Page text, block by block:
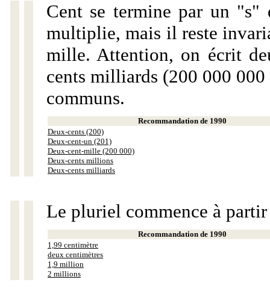
Cent se termine par un "s"
multiplie, mais il reste
mille. Attention, on écrit
cents milliards (200 000
communs.
Recommandation de 1990
Deux-cents (200)
Deux-cent-un (201)
Deux-cent-mille (200 000)
Deux-cents millions
Deux-cents milliards
Le pluriel commence à
Recommandation de 1990
1,99 centimètre
deux centimètres
1,9 million
2 millions